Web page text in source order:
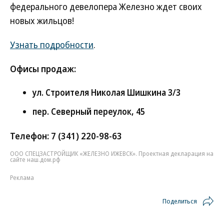
федерального девелопера Железно ждет своих
новых жильцов!
Узнать подробности.
Офисы продаж:
ул. Строителя Николая Шишкина 3/3
пер. Северный переулок, 45
Телефон: 7 (341) 220-98-63
ООО СПЕЦЗАСТРОЙЩИК «ЖЕЛЕЗНО ИЖЕВСК». Проектная декларация на
сайте наш.дом.рф
Реклама
Поделиться